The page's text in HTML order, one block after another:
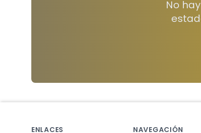
No
ENLACES NAVEGACIÓN